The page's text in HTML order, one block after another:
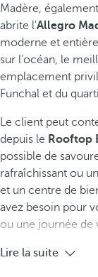
Madère,
abrite l'Allegro
moderne et
sur l’océan, le
emplacement
Funchal et du
Le client peut
depuis le Rooftop
possible de
rafraîchissant ou
et un centre de
avez besoin pour
ou une journée de
Lire la suite